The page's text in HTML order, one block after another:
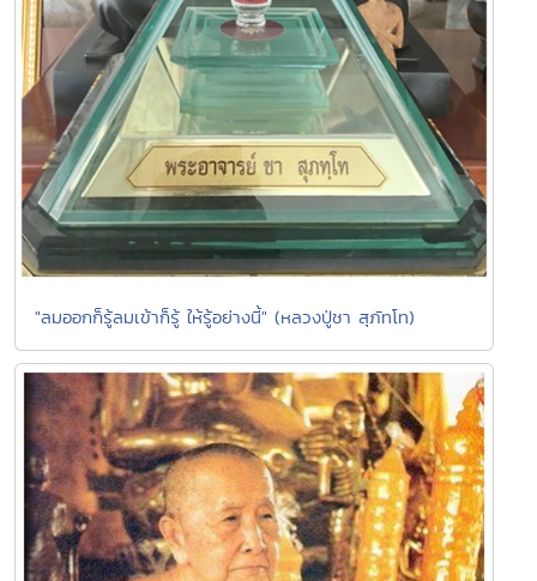
"ลมออกก็รู้ลมเข้าก็รู้ ให้รู้อย่างนี้" (หลวงปู่ชา สุภัทโท)